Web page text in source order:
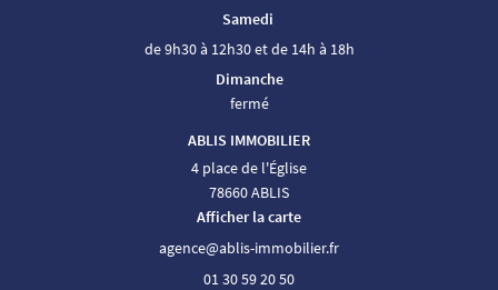
Samedi
de 9h30 à 12h30 et de 14h à 18h
Dimanche
fermé
ABLIS IMMOBILIER
4 place de l'Église
78660 ABLIS
Afficher la carte
01 30 59 20 50